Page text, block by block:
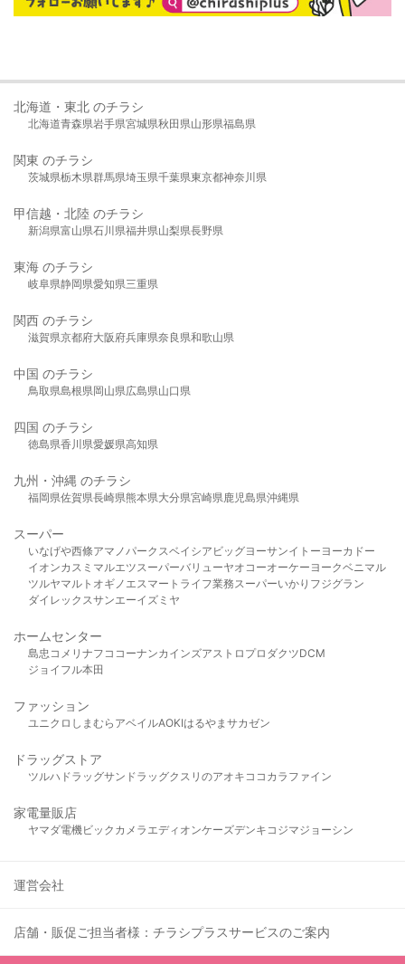
北海道・東北 のチラシ
北海道青森県岩手県宮城県秋田県山形県福島県
関東 のチラシ
茨城県栃木県群馬県埼玉県千葉県東京都神奈川県
甲信越・北陸 のチラシ
新潟県富山県石川県福井県山梨県長野県
東海 のチラシ
岐阜県静岡県愛知県三重県
関西 のチラシ
滋賀県京都府大阪府兵庫県奈良県和歌山県
中国 のチラシ
鳥取県島根県岡山県広島県山口県
四国 のチラシ
徳島県香川県愛媛県高知県
九州・沖縄 のチラシ
福岡県佐賀県長崎県熊本県大分県宮崎県鹿児島県沖縄県
スーパー
いなげや西條アマノパークスベイシア ビッグヨーサンイトーヨーカドー
イオンカスミ マルエツスーパーバリューヤオコーオーケー ヨークベニマル
ツルヤマルト オギノ エスマート ライフ業務スーパーいかり フジグラン
ダイレックスサンエーイズミヤ
ホームセンター
島忠 コメリ ナフコ コーナンカインズアストロプロダクツDCM
ジョイフル本田
ファッション
ユニクロ しまむら アベイルAOKIはるやま サカゼン
ドラッグストア
ツルハドラッグサンドラッグクスリのアオキ ココカラファイン
家電量販店
ヤマダ電機ビックカメラ エディオンケーズデンキ コジマジョーシン
運営会社
店舗・販促ご担当者様：チラシプラスサービスのご案内